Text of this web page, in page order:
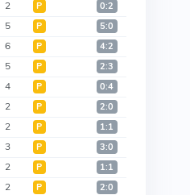
2 Р 0:2
5 Р 5:0
6 Р 4:2
5 Р 2:3
4 Р 0:4
2 Р 2:0
2 Р 1:1
3 Р 3:0
2 Р 1:1
2 Р 2:0